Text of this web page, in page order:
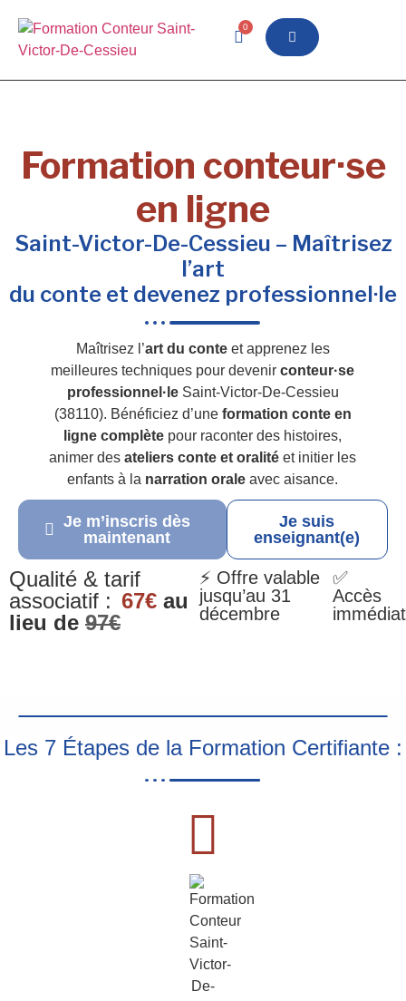
0
Formation conteur·se
en ligne
Saint-Victor-De-Cessieu – Maîtrisez
l’art
du conte et devenez professionnel·le
Maîtrisez l’art du conteet apprenez les
meilleures techniques pour devenirconteur·se
professionnel·leSaint-Victor-De-Cessieu
(38110). Bénéficiez d’une formation conte en
ligne complète pour raconter des histoires,
animer desateliers conte et oralité et initier les
enfants à la narration orale avec aisance.
Je m’inscris dès
maintenant
Je suis
enseignant(e)
Qualité & tarif
associatif : 67€ au
lieu de 97€
⚡ Offre valable
jusqu’au 31
décembre
✅
Accès
immédiat
Les 7 Étapes de la Formation Certifiante :